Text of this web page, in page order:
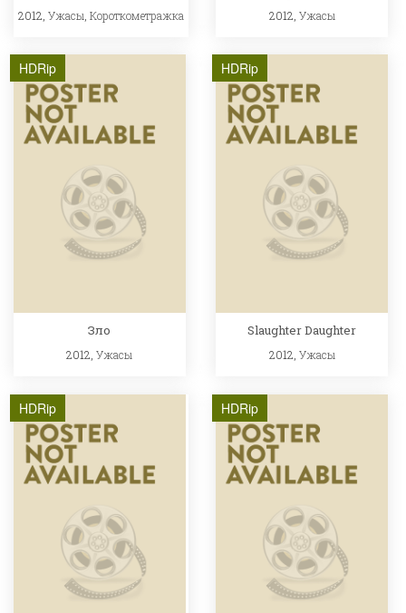
2012, Ужасы Короткометражка 2012, Ужасы
HDRip
Зло
2012,Ужасы
HDRip
Slaughter Daughter
2012, Ужасы
HDRip HDRip